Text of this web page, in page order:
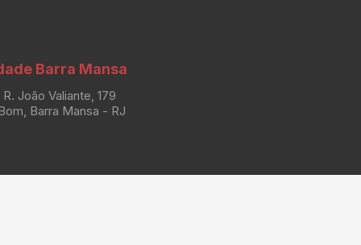
Barra Mansa
R. João Valiante, 179
Barra Mansa - RJ